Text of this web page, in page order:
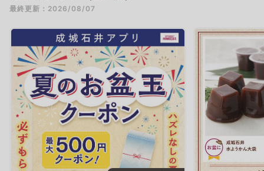
最終更新：2026/08/07